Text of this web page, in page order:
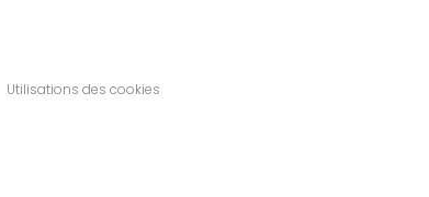
Utilisations des cookies